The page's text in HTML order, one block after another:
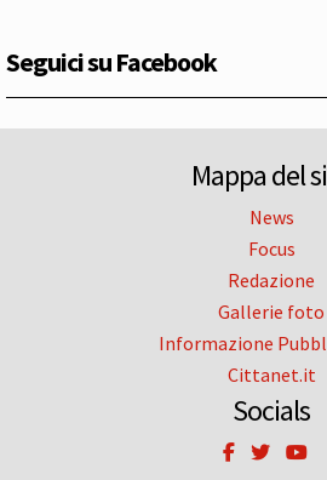
Seguici su Facebook
Mappa del
News
Focus
Redazione
Gallerie foto
Informazione
Cittanet.it
Socials